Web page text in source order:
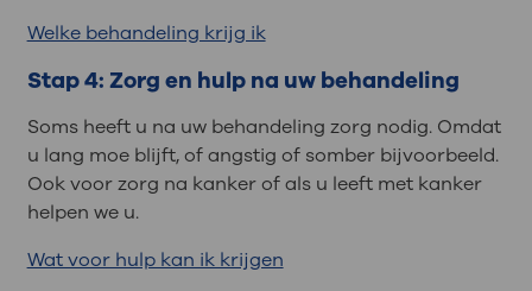
Welke behandeling krijg ik
Stap 4: Zorg en hulp na uw behandeling
Soms heeft u na uw behandeling zorg nodig. Omdat
u lang moe blijft, of angstig of somber bijvoorbeeld.
Ook voor zorg na kanker of als u leeft met kanker
helpen we u.
Wat voor hulp kan ik krijgen